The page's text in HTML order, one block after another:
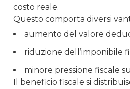
costo reale.
Questo comporta diversi
aumento del valore
riduzione dell’imponibile
minore pressione fiscale
Il beneficio fiscale si